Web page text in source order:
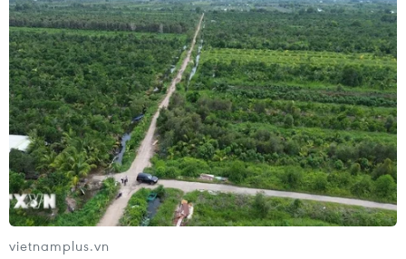
Lực lượng tinh nhuệ phong tỏa lối vào
dinh thự của Tổng thống Niger
26/07/2023 11:39
vietnamplus.vn